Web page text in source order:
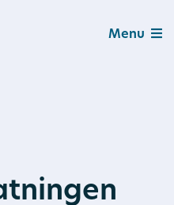
Menu